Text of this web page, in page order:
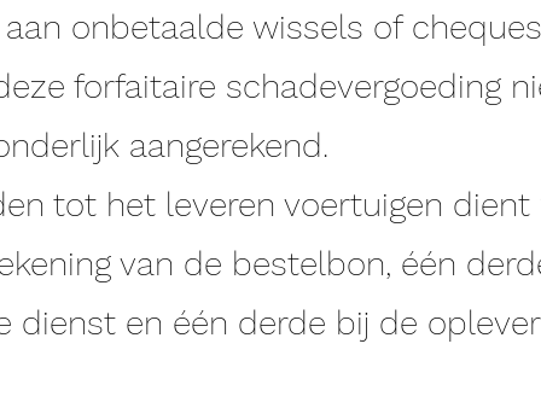
onbetaalde wissels of
forfaitaire schadevergoeding
aangerekend.
tot het leveren voertuigen dient
van de bestelbon, één
dienst en één derde bij de